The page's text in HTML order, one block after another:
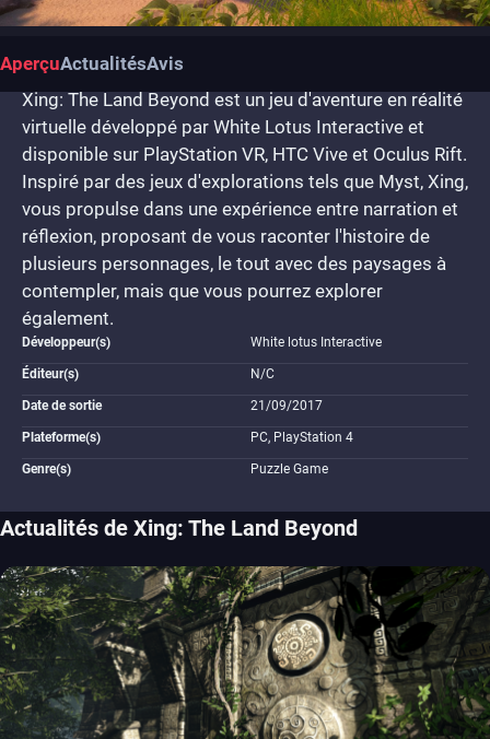
AperçuActualitésAvis
Xing: The Land Beyond est un jeu d'aventure en réalité
virtuelle développé par White Lotus Interactive et
disponible sur PlayStation VR, HTC Vive et Oculus Rift.
Inspiré par des jeux d'explorations tels que Myst, Xing,
vous propulse dans une expérience entre narration et
réflexion, proposant de vous raconter l'histoire de
plusieurs personnages, le tout avec des paysages à
contempler, mais que vous pourrez explorer
également.
Développeur(s) White lotus Interactive
Éditeur(s) N/C
Date de sortie 21/09/2017
Plateforme(s) PC, PlayStation 4
Genre(s) Puzzle Game
Actualités de Xing: The Land Beyond